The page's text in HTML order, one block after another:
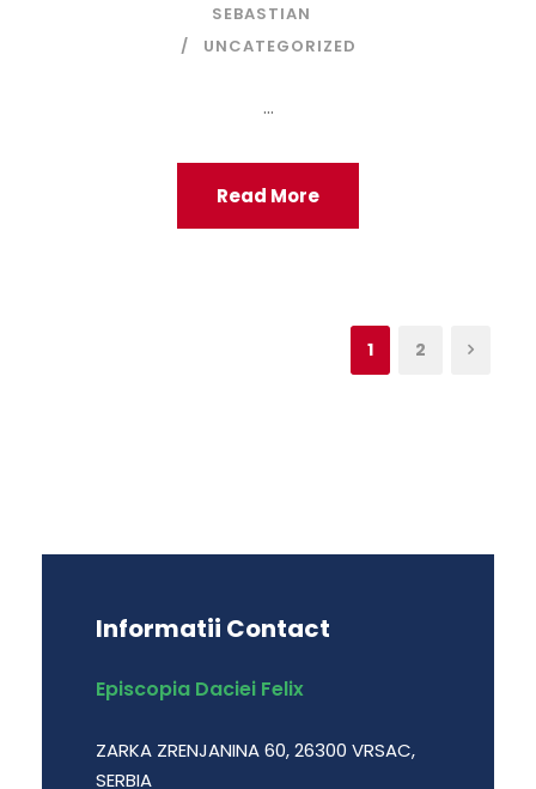
SEBASTIAN
UNCATEGORIZED
...
Read More
1 2
Informatii Contact
Episcopia Daciei Felix
ZARKA ZRENJANINA 60, 26300 VRSAC,
SERBIA